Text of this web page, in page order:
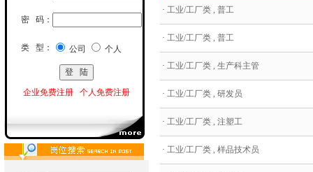
密 码：
类 型： 公司 个人
企业免费注册 个人免费注册
· 工业/工厂类 , 普工
· 工业/工厂类 , 普工
· 工业/工厂类 , 生产科主管
· 工业/工厂类 , 研发员
· 工业/工厂类 , 注塑工
· 工业/工厂类 , 样品技术员